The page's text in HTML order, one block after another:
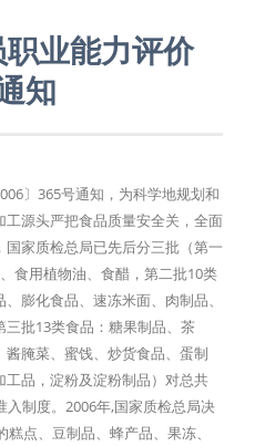
业能力评价
知
〕365号通知，为科学地规划和
源头严把食品质量安全关，全面
家质检总局已先后分三批（第一
食用植物油、食醋，第二批10类
膨化食品、速冻米面、肉制品、
批13类食品：糖果制品、茶
腌菜、蜜饯、炒货食品、蛋制
品，淀粉及淀粉制品）对总共
制度。2006年,国家质检总局决
点、豆制品、蜂产品、果冻、